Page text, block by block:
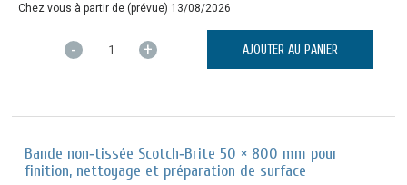
Chez vous à partir de (prévue) 13/08/2026
- + AJOUTER AU PANIER
Bande non‑tissée Scotch‑Brite 50 × 800 mm pour
finition, nettoyage et préparation de surface